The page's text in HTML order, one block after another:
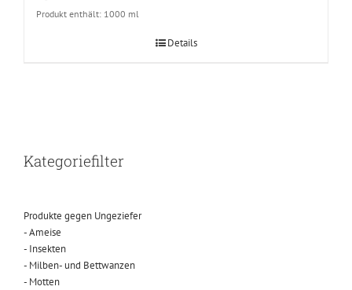
Produkt enthält: 1000 ml
Details
Kategoriefilter
Produkte gegen Ungeziefer
- Ameise
- Insekten
- Milben- und Bettwanzen
- Motten